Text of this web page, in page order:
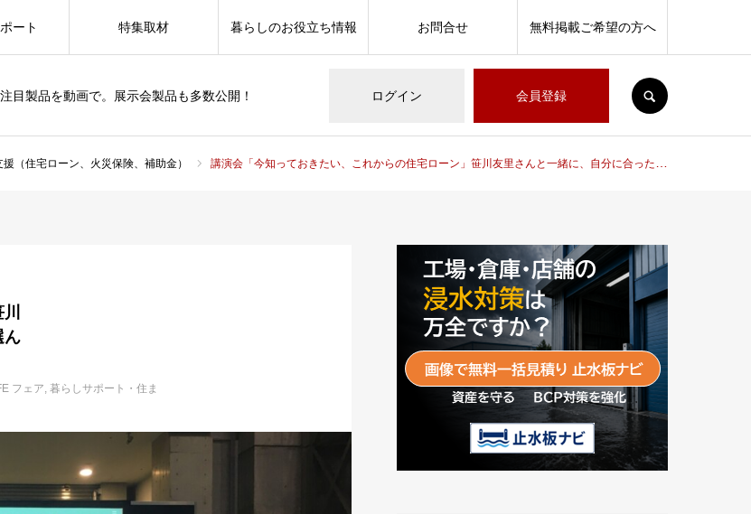
目製品を動画で。展示会製品も多数公開！ ログイン 会員登録
ート 特集取材 暮らしのお役立ち情報 お問合せ 無料掲載ご希望の方へ
（住宅ローン、火災保険、補助金） 講演会「今知っておきたい、これからの住宅ローン」笹川友里さんと一緒に、自分に合った住宅ローンを選んでみませんか？
ん
フェア 暮らしサポート・住ま